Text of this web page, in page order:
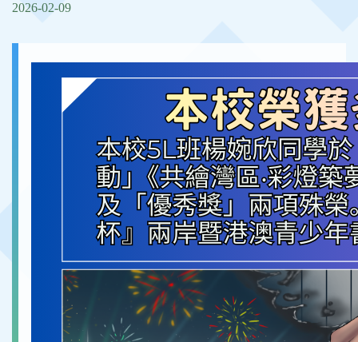
2026-02-09